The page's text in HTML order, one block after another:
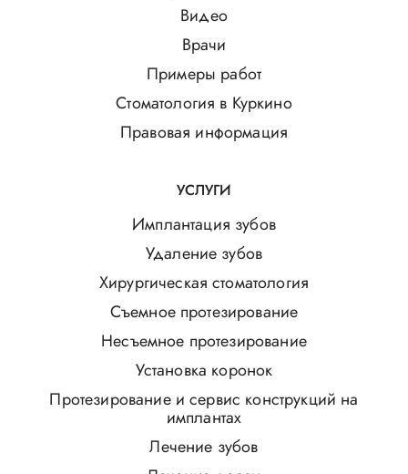
Видео
Врачи
Примеры работ
Стоматология в Куркино
Правовая информация
УСЛУГИ
Имплантация зубов
Удаление зубов
Хирургическая стоматология
Съемное протезирование
Несъемное протезирование
Установка коронок
Протезирование и сервис конструкций на
имплантах
Лечение зубов